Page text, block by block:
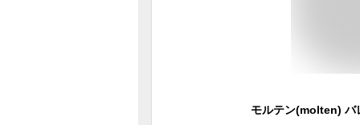
モルテン(molten) バ